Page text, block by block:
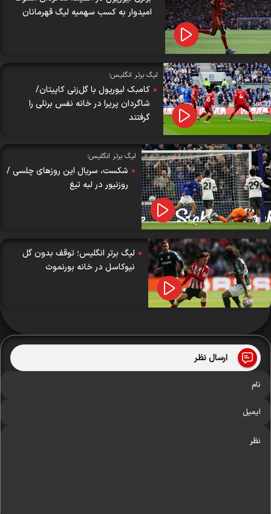
امیدوار به کسب سهمیه لیگ قهرمانان
لیگ برتر انگلیس؛
کامبک لیورپول با گل‌زنی کاپیتان/
شاگردان پریرا در خانه نفس برنلی را
گرفتند
لیگ برتر انگلیس؛
شکست، سریال این روز‌های چلسی /
روزنیور در لبه تیغ
لیگ برتر انگلیس؛ توقف بدون گل
نیوکاسل در خانه بورنموث
ارسال نظر